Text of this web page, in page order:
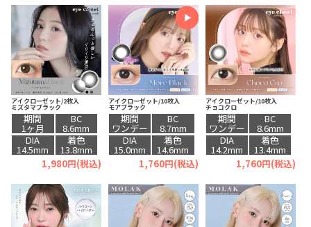
アイクローゼット/2枚入
ミズタマブラック
期間
1ヶ月
BC
8.6mm
DIA
14.5mm
着色
13.8mm
1,980円(税込)
アイクローゼット/10枚入
モアブラック
期間
ワンデー
BC
8.7mm
DIA
15.0mm
着色
14.6mm
1,760円(税込)
アイクローゼット/10枚入
チョコクロ
期間
ワンデー
BC
8.6mm
DIA
14.2mm
着色
13.4mm
1,760円(税込)